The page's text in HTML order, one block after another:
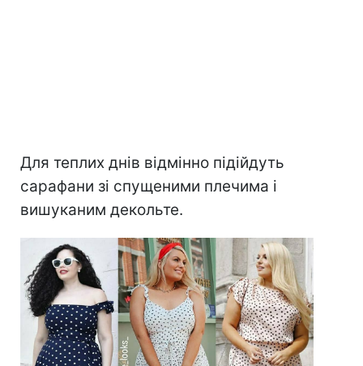
Для теплих днів відмінно підійдуть
сарафани зі спущеними плечима і
вишуканим декольте.